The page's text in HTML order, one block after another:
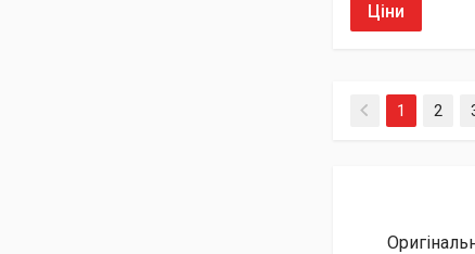
Ціни
1 (current)
2